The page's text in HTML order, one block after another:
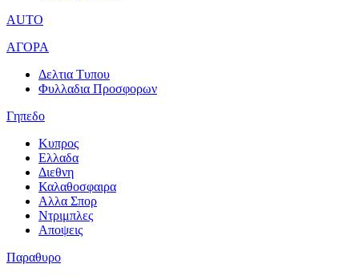
AUTO
ΑΓΟΡΑ
Δελτια Τυπου
Φυλλαδια Προσφορων
Γηπεδο
Κυπρος
Ελλαδα
Διεθνη
Καλαθοσφαιρα
Αλλα Σπορ
Ντριμπλες
Αποψεις
Παραθυρο